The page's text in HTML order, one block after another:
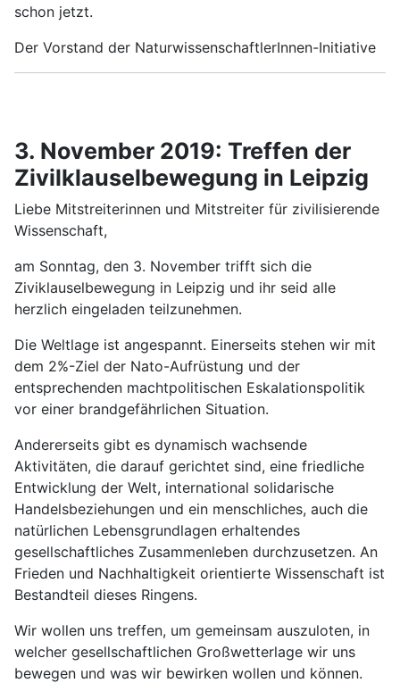
schon jetzt.
Der Vorstand der NaturwissenschaftlerInnen-Initiative
3. November 2019: Treffen der
Zivilklauselbewegung in Leipzig
Liebe Mitstreiterinnen und Mitstreiter für zivilisierende
Wissenschaft,
am Sonntag, den 3. November trifft sich die
Ziviklauselbewegung in Leipzig und ihr seid alle
herzlich eingeladen teilzunehmen.
Die Weltlage ist angespannt. Einerseits stehen wir mit
dem 2%-Ziel der Nato-Aufrüstung und der
entsprechenden machtpolitischen Eskalationspolitik
vor einer brandgefährlichen Situation.
Andererseits gibt es dynamisch wachsende
Aktivitäten, die darauf gerichtet sind, eine friedliche
Entwicklung der Welt, international solidarische
Handelsbeziehungen und ein menschliches, auch die
natürlichen Lebensgrundlagen erhaltendes
gesellschaftliches Zusammenleben durchzusetzen. An
Frieden und Nachhaltigkeit orientierte Wissenschaft ist
Bestandteil dieses Ringens.
Wir wollen uns treffen, um gemeinsam auszuloten, in
welcher gesellschaftlichen Großwetterlage wir uns
bewegen und was wir bewirken wollen und können.